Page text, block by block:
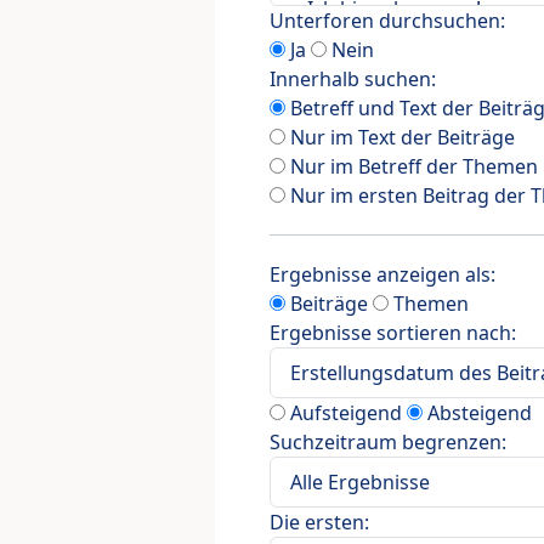
Unterforen durchsuchen:
Ja
Nein
Innerhalb suchen:
Betreff und Text der
Nur im Text der Beiträge
Nur im Betreff der Themen
Nur im ersten Beitrag der
Ergebnisse anzeigen als:
Beiträge
Themen
Ergebnisse sortieren nach:
Aufsteigend
Absteigend
Suchzeitraum begrenzen:
Die ersten: